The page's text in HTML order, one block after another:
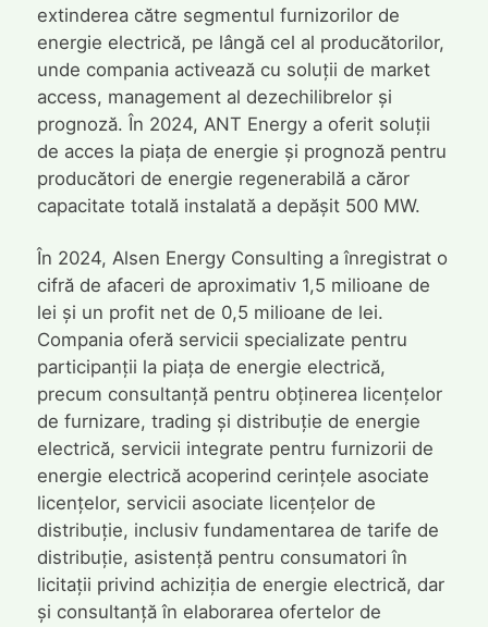
extinderea către segmentul furnizorilor de
energie electrică, pe lângă cel al producătorilor,
unde compania activează cu soluții de market
access, management al dezechilibrelor și
prognoză. În 2024, ANT Energy a oferit soluții
de acces la piața de energie și prognoză pentru
producători de energie regenerabilă a căror
capacitate totală instalată a depășit 500 MW.
În 2024, Alsen Energy Consulting a înregistrat o
cifră de afaceri de aproximativ 1,5 milioane de
lei și un profit net de 0,5 milioane de lei.
Compania oferă servicii specializate pentru
participanții la piața de energie electrică,
precum consultanță pentru obținerea licențelor
de furnizare, trading și distribuție de energie
electrică, servicii integrate pentru furnizorii de
energie electrică acoperind cerințele asociate
licențelor, servicii asociate licențelor de
distribuție, inclusiv fundamentarea de tarife de
distribuție, asistență pentru consumatori în
licitații privind achiziția de energie electrică, dar
și consultanță în elaborarea ofertelor de